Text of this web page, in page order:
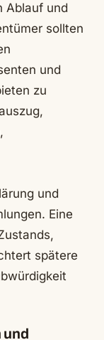
Ablauf und
sollten
und
zu
und
Eine
spätere
und